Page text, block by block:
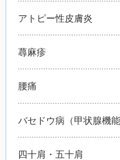
アトピー性皮膚炎
蕁麻疹
腰痛
バセドウ病（甲状腺機能
四十肩・五十肩